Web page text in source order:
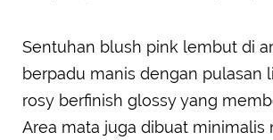
Sentuhan blush pink lembut di
berpadu manis dengan pulasan
rosy berfinish glossy yang
Area mata juga dibuat minimalis